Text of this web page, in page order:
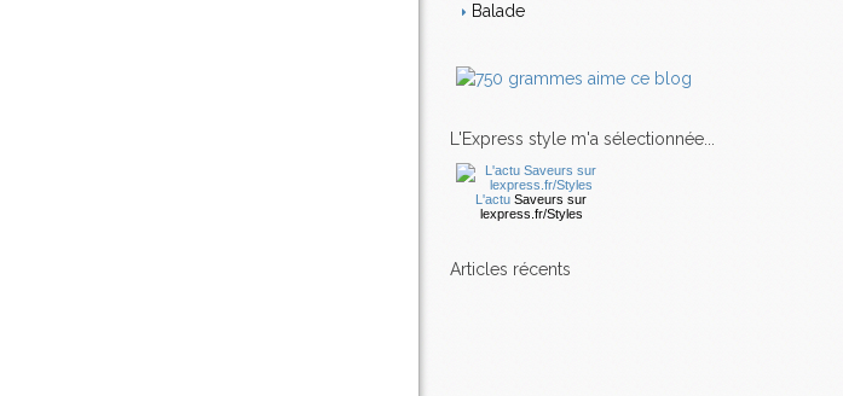
Balade
L'Express style m'a sélectionnée...
L'actu Saveurs sur
lexpress.fr/Styles
articles récents